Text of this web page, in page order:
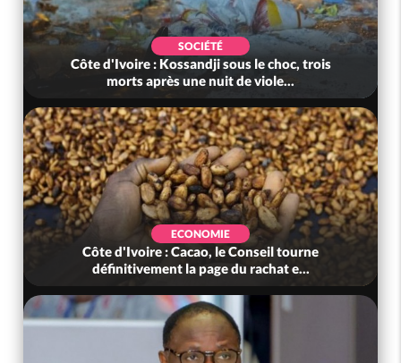
SOCIÉTÉ
Côte d'Ivoire : Kossandji sous le choc, trois
morts après une nuit de viole...
ECONOMIE
Côte d'Ivoire : Cacao, le Conseil tourne
définitivement la page du rachat e...